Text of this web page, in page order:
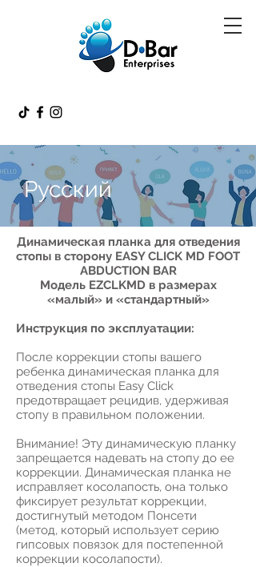
Pусский
Динамическая планка для отведения
стопы в сторону EASY CLICK MD FOOT
ABDUCTION BAR
Модель EZCLKMD в размерах
«малый» и «стандартный»
Инструкция по эксплуатации:
После коррекции стопы вашего
ребенка динамическая планка для
отведения стопы Easy Click
предотвращает рецидив, удерживая
стопу в правильном положении.
Внимание! Эту динамическую планку
запрещается надевать на стопу до ее
коррекции. Динамическая планка не
исправляет косолапость, она только
фиксирует результат коррекции,
достигнутый методом Понсети
(метод, который использует серию
гипсовых повязок для постепенной
коррекции косолапости).